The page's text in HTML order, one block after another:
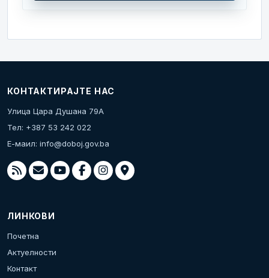
КОНТАКТИРАЈТЕ НАС
Улица Цара Душана 79А
Тел: +387 53 242 022
Е-маил: info@doboj.gov.ba
ЛИНКОВИ
Почетна
Актуелности
Контакт